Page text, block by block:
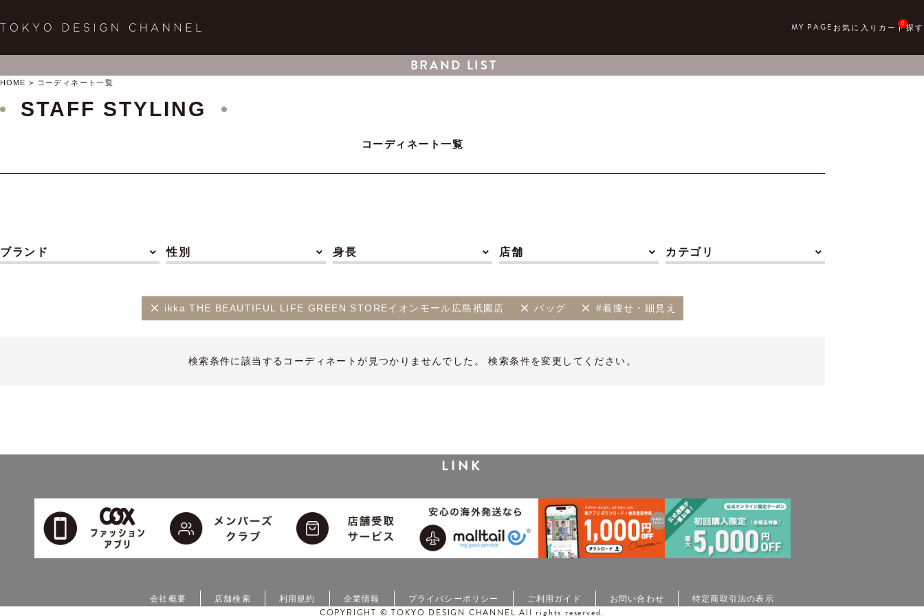
0
BRAND LIST
HOME コーディネート一覧
STAFF STYLING
コーディネート一覧
ブランド 性別 身長 店舗 カテゴリ
ikka THE BEAUTIFUL LIFE GREEN STOREイオンモール広島祇園店 バッグ #着痩せ・細見え
検索条件に該当するコーディネートが見つかりませんでした。 検索条件を変更してください。
LINK
会社概要 店舗検索 利用規約 企業情報 プライバシーポリシー ご利用ガイド お問い合わせ 特定商取引法の表示
COPYRIGHT © TOKYO DESIGN CHANNEL All rights reserved.